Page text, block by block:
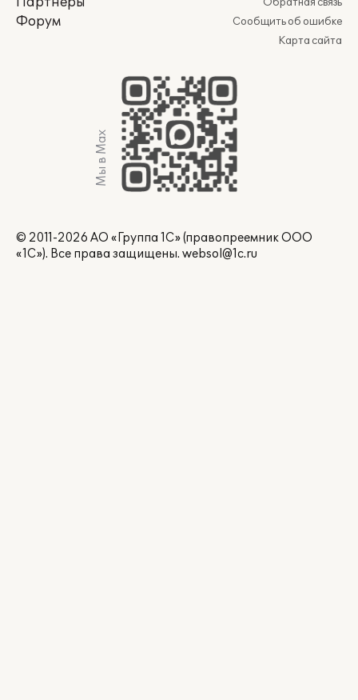
Форум
Сообщить об ошибке
Карта сайта
Мы в Max
© 2011-2026 АО «Группа 1С» (правопреемник ООО
«1С»). Все права защищены. websol@1c.ru